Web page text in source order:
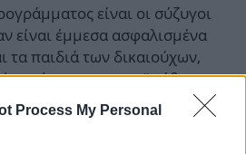
Process My Personal
είναι οι σύζυγοι
είναι έμμεσα ασφαλισμένα
τα παιδιά των δικαιούχων,
ετών, με την προϋπόθεση
μέλη των ιδίων ή του
σε ανακοίνωση της